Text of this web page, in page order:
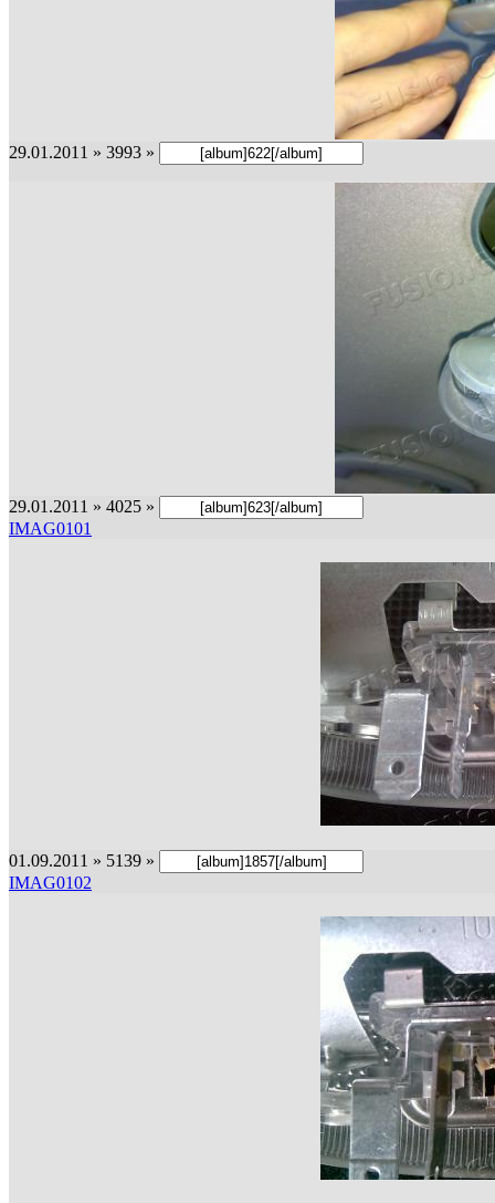
29.01.2011 » 3993 »
29.01.2011 » 4025 »
IMAG0101
01.09.2011 » 5139 »
IMAG0102